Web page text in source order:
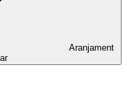
Aranjament